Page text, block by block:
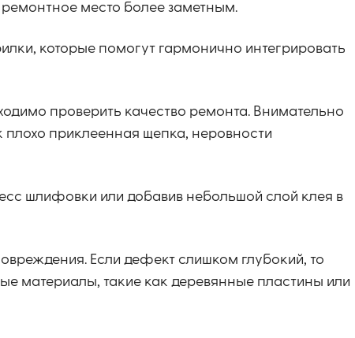
ремонтное место более заметным.
которые помогут гармонично интегрировать
проверить качество ремонта. Внимательно
плохо приклеенная щепка, неровности
шлифовки или добавив небольшой слой клея в
Если дефект слишком глубокий, то
материалы, такие как деревянные пластины или